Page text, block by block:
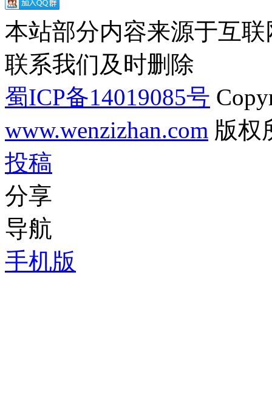
本站部分内容来源于互
联系我们及时删除
蜀ICP备14019085号
www.wenzizhan.com 版权
投稿
分享
导航
手机版